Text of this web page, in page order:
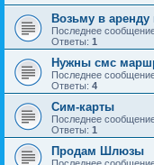
Возьму в
Последнее
Ответы: 1
Нужны смс
Последнее
Ответы: 4
Сим-карты
Последнее
Ответы: 1
Продам Шлюзы